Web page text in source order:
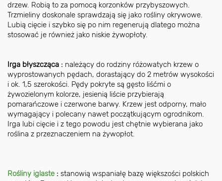
drzew. Robią to za pomocą korzonków przybyszowych.
Trzmieliny doskonale sprawdzają się jako rośliny okrywowe.
Lubią cięcie i szybko się po nim regenerują dlatego można
stosować je również jako niskie żywopłoty.
Irga błyszcząca : należący do rodziny różowatych krzew o
wyprostowanych pędach, dorastający do 2 metrów wysokości
i ok. 1,5 szerokości. Pędy pokryte są gęsto liśćmi o
żywozielonym kolorze, jesienią liście przybierają
pomarańczowe i czerwone barwy. Krzew jest odporny, mało
wymagający i polecany nawet początkującym ogrodnikom.
Irga lubi cięcie i z tego powodu jest chętnie wybierana jako
roślina z przeznaczeniem na żywopłot.
Rośliny iglaste : stanowią wspaniałę bazę większości polskich